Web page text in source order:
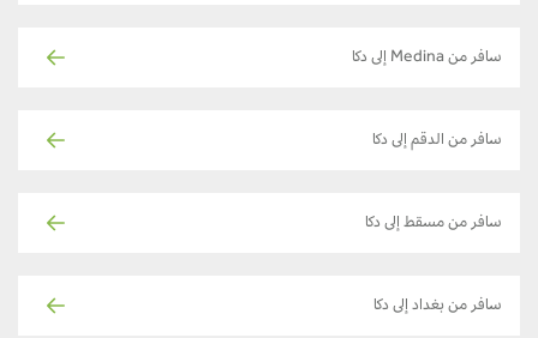
سافر من Medina إلى دكا
سافر من الدقم إلى دكا
سافر من مسقط إلى دكا
سافر من بغداد إلى دكا